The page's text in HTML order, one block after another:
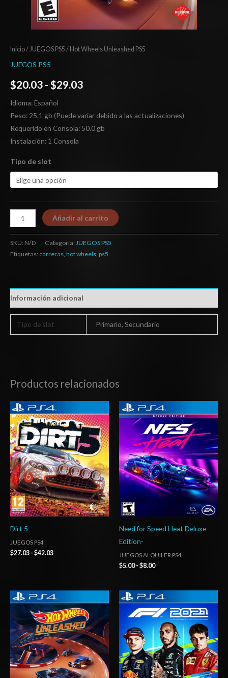
Inicio/ JUEGOS PS5 / Hot Wheels Unleashed PS5
JUEGOS PS5
$20.03 - $29.03
Idioma: Español
Peso: 25.1 gb (Puede variar debido a las actualizaciones)
Requerido en Consola: 50.0 gb
Instalación: 1 Consola
Tipo de slot
Añadir al carrito
SKU: N/D Categoría: JUEGOS PS5
Etiquetas: carreras, hot wheels, ps5
Información adicional
Tipo de slot Primario, Secundario
Productos relacionados
Dirt 5
JUEGOS PS4
$27.03 - $42.03
Rango
de
precios:
desde
$27.03
hasta
$42.03
Need for Speed Heat Deluxe
Edition-
JUEGOS ALQUILER PS4
$5.00 - $8.00
Rango
de
precios:
desde
$5.00
hasta
$8.00
Rango
de
precios:
desde
$20.03
hasta
$29.03
Rango
de
precios:
desde
$27.03
hasta
$42.03